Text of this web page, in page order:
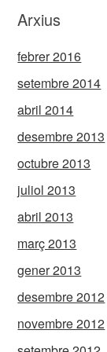
Arxius
febrer 2016
setembre 2014
abril 2014
desembre 2013
octubre 2013
juliol 2013
abril 2013
març 2013
gener 2013
desembre 2012
novembre 2012